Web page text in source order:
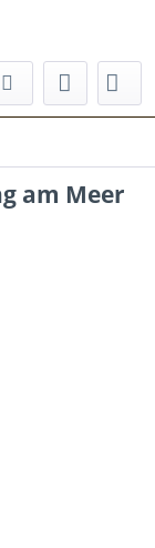
am Meer